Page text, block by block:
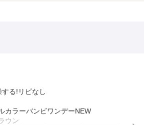
る!リピなし
カラーバンビワンデーNEW
ウン